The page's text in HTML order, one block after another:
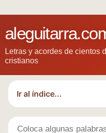
Letras y acordes de cientos
cristianos